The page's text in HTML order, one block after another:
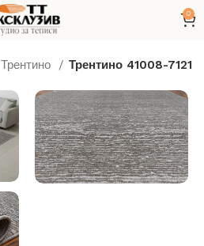
0
Трентино Трентино 41008-7121